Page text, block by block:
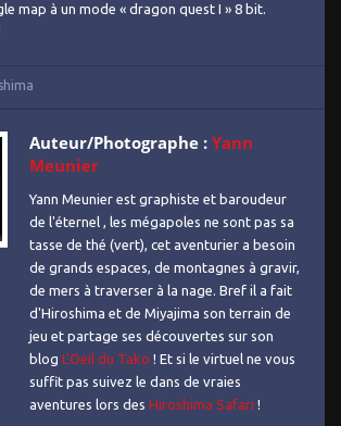
map à un mode « dragon quest I » 8 bit.
Auteur/Photographe : Yann
Meunier
Yann Meunier est graphiste et baroudeur
de l'éternel , les mégapoles ne sont pas sa
tasse de thé (vert), cet aventurier a besoin
de grands espaces, de montagnes à gravir,
de mers à traverser à la nage. Bref il a fait
d'Hiroshima et de Miyajima son terrain de
jeu et partage ses découvertes sur son
blog L'Oeil du Tako ! Et si le virtuel ne vous
suffit pas suivez le dans de vraies
aventures lors des Hiroshima Safari !